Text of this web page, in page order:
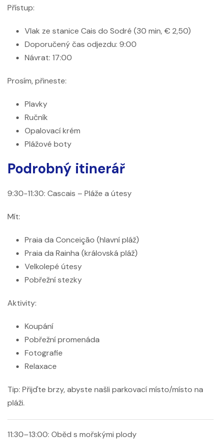
Přístup:
Vlak ze stanice Cais do Sodré (30 min, € 2,50)
Doporučený čas odjezdu: 9:00
Návrat: 17:00
Prosím, přineste:
Plavky
Ručník
Opalovací krém
Plážové boty
Podrobný itinerář
9:30-11:30: Cascais – Pláže a útesy
Mít:
Praia da Conceição (hlavní pláž)
Praia da Rainha (královská pláž)
Velkolepé útesy
Pobřežní stezky
Aktivity:
Koupání
Pobřežní promenáda
Fotografie
Relaxace
Tip: Přijďte brzy, abyste našli parkovací místo/místo na
pláži.
11:30–13:00: Oběd s mořskými plody